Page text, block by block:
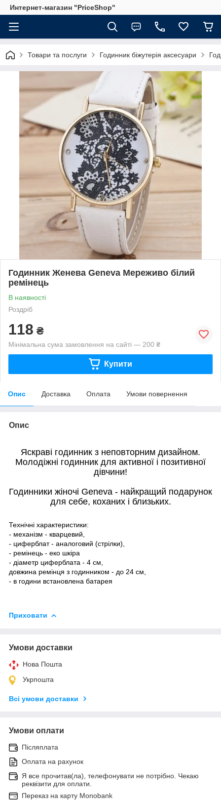
Интернет-магазин "PriceShop"
Товари та послуги Годинник біжутерія аксесуари
Годинник Женева Geneva Мереживо білий
ремінець
В наявності
Роздріб
118 ₴
Мінімальна сума замовлення на сайті — 200 ₴
Купити
Опис Доставка Оплата Умови повернення
Опис
Яскраві годинник з неповторним дизайном.
Молодіжні годинник для активної і позитивної
дівчини!
Годинники жіночі Geneva - найкращий подарунок
для себе, коханих і близьких.
Технічні характеристики:
- механізм - кварцевий,
- циферблат - аналоговий (стрілки),
- ремінець - еко шкіра
- діаметр циферблата - 4 см,
довжина ремінця з годинником - до 24 см,
- в години встановлена батарея
Приховати
Умови доставки
Нова Пошта
Укрпошта
Всі умови доставки
Умови оплати
Післяплата
Оплата на рахунок
Я все прочитав(ла), телефонувати не потрібно. Чекаю
реквізити для оплати.
Переказ на карту Monobank